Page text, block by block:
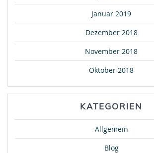
Januar 2019
Dezember 2018
November 2018
Oktober 2018
KATEGORIEN
Allgemein
Blog